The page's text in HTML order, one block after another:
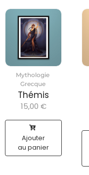
Mythologie
Grecque
Thémis
15,00 €
Ajouter
au panier